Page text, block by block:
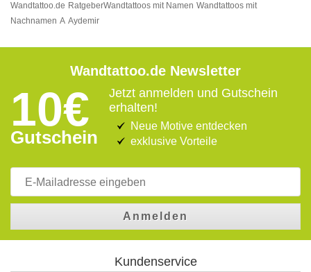
Wandtattoo.de RatgeberWandtattoos mit Namen Wandtattoos mit
Nachnamen A Aydemir
Wandtattoo.de Newsletter
10€
Gutschein
Jetzt anmelden und Gutschein
erhalten!
Neue Motive entdecken
exklusive Vorteile
Anmelden
Kundenservice